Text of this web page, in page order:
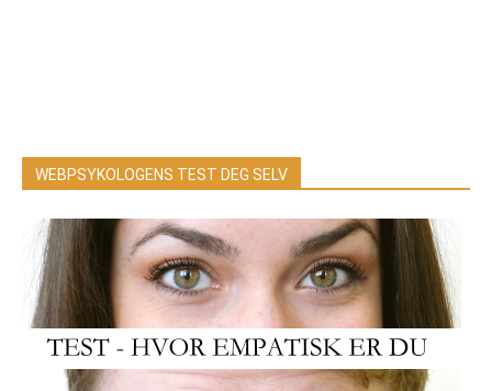
WEBPSYKOLOGENS TEST DEG SELV